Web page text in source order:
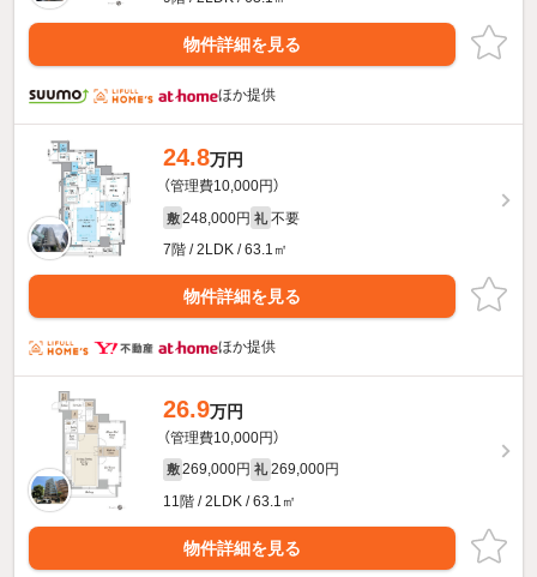
物件詳細を見る
ほか提供
24.8万円
（管理費10,000円）
敷 248,000円 礼 不要
7階 / 2LDK / 63.1㎡
物件詳細を見る
ほか提供
26.9万円
（管理費10,000円）
敷 269,000円 礼 269,000円
11階 / 2LDK / 63.1㎡
物件詳細を見る